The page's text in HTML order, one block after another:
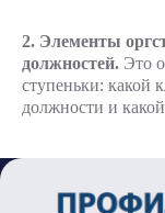
2. Элементы
должностей. Это
ступеньки: какой
должности и